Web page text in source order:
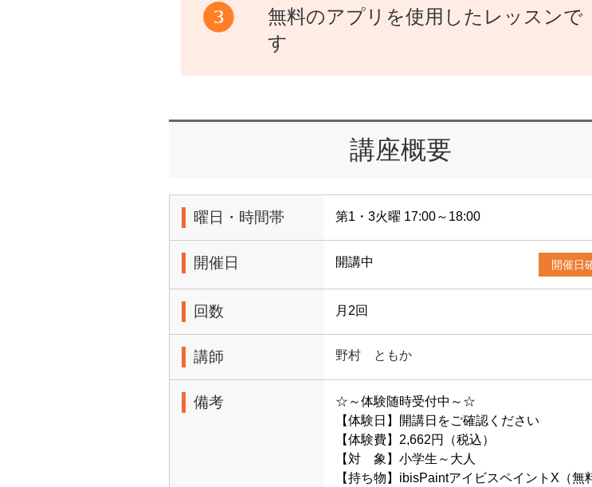
無料のアプリを使用したレッスンで
す
講座概要
曜日・時間帯 第1・3火曜 17:00～18:00
開催日 開講中 開催日
回数 月2回
講師 野村 ともか
備考
☆～体験随時受付中～☆
【体験日】開講日をご確認ください
【体験費】2,662円（税込）
【対 象】小学生～大人
【持ち物】ibisPaintアイビスペイントX（無